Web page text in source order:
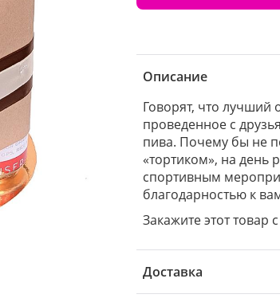
Описание
Говорят, что
проведенное с
пива. Почему бы не
«тортиком», на
спортивным
благодарностью к
Закажите этот товар
Доставка